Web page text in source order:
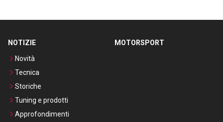
NOTIZIE
Novità
Tecnica
Storiche
Tuning e prodotti
Approfondimenti
MOTORSPORT